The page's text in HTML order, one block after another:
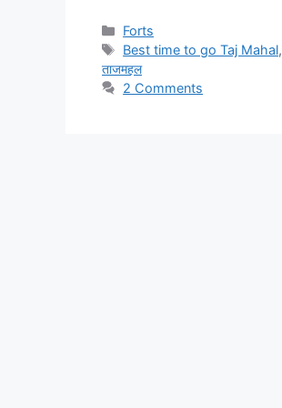
Categories
Forts
Tags
Best time to go Taj Mahal,
ताजमहल
2 Comments